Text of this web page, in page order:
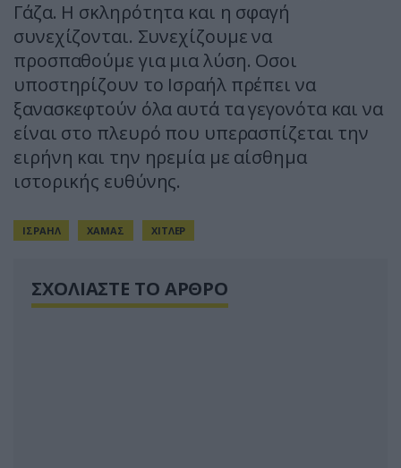
Γάζα. Η σκληρότητα και η σφαγή
συνεχίζονται. Συνεχίζουμε να
προσπαθούμε για μια λύση. Οσοι
υποστηρίζουν το Ισραήλ πρέπει να
ξανασκεφτούν όλα αυτά τα γεγονότα και να
είναι στο πλευρό που υπερασπίζεται την
ειρήνη και την ηρεμία με αίσθημα
ιστορικής ευθύνης.
ΙΣΡΑΗΛ ΧΑΜΑΣ ΧΙΤΛΕΡ
ΣΧΟΛΙΑΣΤΕ ΤΟ ΑΡΘΡΟ